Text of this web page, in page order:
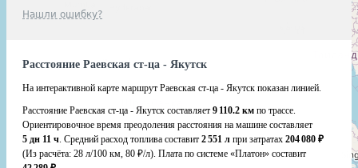
Нашли ошибку?
Расстояние Раевская ст-ца - Якутск
На интерактивной карте маршрут Раевская ст-ца - Якутск показан линией.
Расстояние Раевская ст-ца - Якутск составляет 9 110.2 км по трассе.
Ориентировочное время преодоления расстояния на машине составляет
5 дн 11 ч. Средний расход топлива составит 2 551 л при затратах 204 080 ₽
(Из расчёта: 28 л/100 км, 80 ₽/л). Плата по системе «Платон» составит